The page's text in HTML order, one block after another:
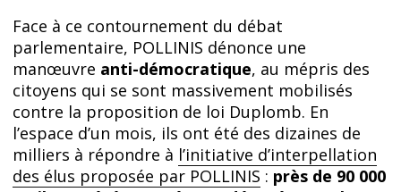
Face à ce contournement du débat
parlementaire, POLLINIS dénonce une
manœuvre anti-démocratique, au mépris des
citoyens qui se sont massivement mobilisés
contre la proposition de loi Duplomb. En
l’espace d’un mois, ils ont été des dizaines de
milliers à répondre à l’initiative d’interpellation
des élus proposée par POLLINIS : près de 90 000